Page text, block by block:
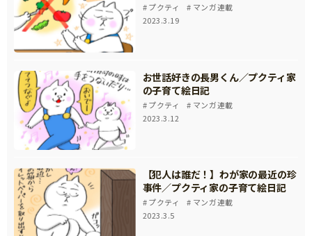
プクティ
マンガ連載
2023.3.19
お世話好きの長男くん／プクティ家
の子育て絵日記
プクティ
マンガ連載
2023.3.12
【犯人は誰だ！】わが家の最近の珍
事件／プクティ家の子育て絵日記
プクティ
マンガ連載
2023.3.5